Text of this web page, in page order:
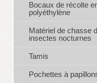
Bocaux de récolte
polyéthylène
Matériel de chasse
insectes nocturnes
Tamis
Pochettes à